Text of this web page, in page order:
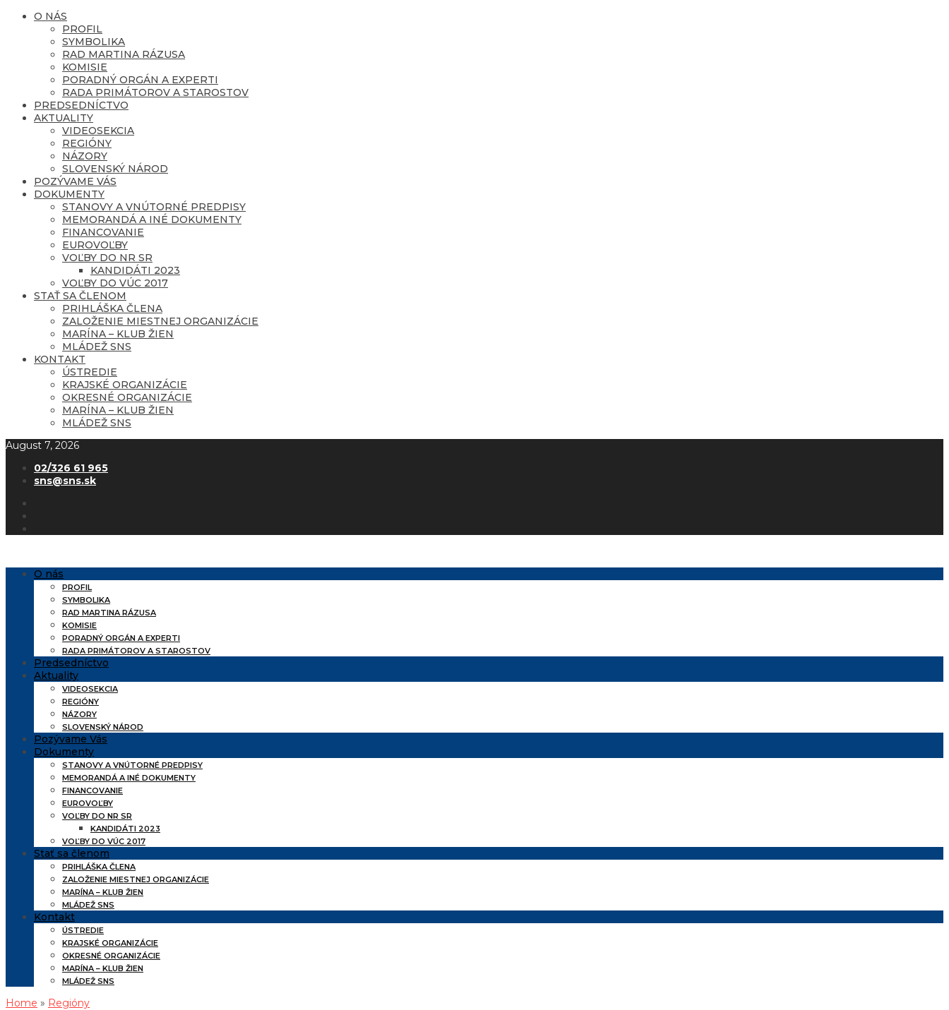
O NÁS
PROFIL
SYMBOLIKA
RAD MARTINA RÁZUSA
KOMISIE
PORADNÝ ORGÁN A EXPERTI
RADA PRIMÁTOROV A STAROSTOV
PREDSEDNÍCTVO
AKTUALITY
VIDEOSEKCIA
REGIÓNY
NÁZORY
SLOVENSKÝ NÁROD
POZÝVAME VÁS
DOKUMENTY
STANOVY A VNÚTORNÉ PREDPISY
MEMORANDÁ A INÉ DOKUMENTY
FINANCOVANIE
EUROVOĽBY
VOĽBY DO NR SR
KANDIDÁTI 2023
VOĽBY DO VÚC 2017
STAŤ SA ČLENOM
PRIHLÁŠKA ČLENA
ZALOŽENIE MIESTNEJ ORGANIZÁCIE
MARÍNA – KLUB ŽIEN
MLÁDEŽ SNS
KONTAKT
ÚSTREDIE
KRAJSKÉ ORGANIZÁCIE
OKRESNÉ ORGANIZÁCIE
MARÍNA – KLUB ŽIEN
MLÁDEŽ SNS
August 7, 2026
02/326 61 965
sns@sns.sk
O nás
PROFIL
SYMBOLIKA
RAD MARTINA RÁZUSA
KOMISIE
PORADNÝ ORGÁN A EXPERTI
RADA PRIMÁTOROV A STAROSTOV
Predsedníctvo
Aktuality
VIDEOSEKCIA
REGIÓNY
NÁZORY
SLOVENSKÝ NÁROD
Pozývame Vás
Dokumenty
STANOVY A VNÚTORNÉ PREDPISY
MEMORANDÁ A INÉ DOKUMENTY
FINANCOVANIE
EUROVOĽBY
VOĽBY DO NR SR
KANDIDÁTI 2023
VOĽBY DO VÚC 2017
Stať sa členom
PRIHLÁŠKA ČLENA
ZALOŽENIE MIESTNEJ ORGANIZÁCIE
MARÍNA – KLUB ŽIEN
MLÁDEŽ SNS
Kontakt
ÚSTREDIE
KRAJSKÉ ORGANIZÁCIE
OKRESNÉ ORGANIZÁCIE
MARÍNA – KLUB ŽIEN
MLÁDEŽ SNS
Home » Regióny